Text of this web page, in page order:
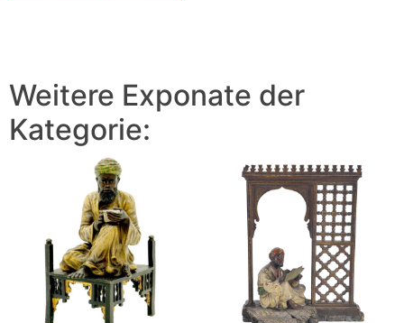
Weitere Exponate der
Kategorie: